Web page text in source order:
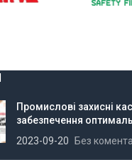
Промислові захисні
забезпечення
2023-09-20
Без